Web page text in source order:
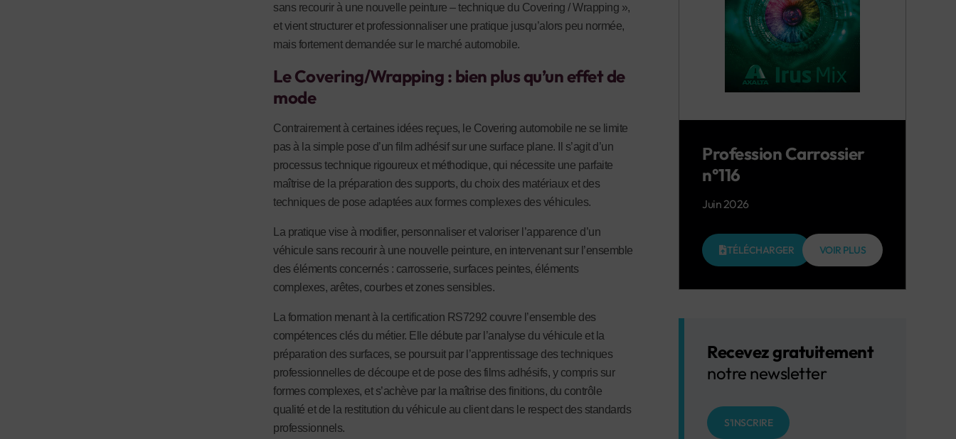
sans recourir à une nouvelle peinture – technique du Covering / Wrapping »,
et vient structurer et professionnaliser une pratique jusqu’alors peu normée,
mais fortement demandée sur le marché automobile.
Le Covering/Wrapping : bien plus qu’un effet de
mode
Contrairement à certaines idées reçues, le Covering automobile ne se limite
pas à la simple pose d’un film adhésif sur une surface plane. Il s’agit d’un
processus technique rigoureux et méthodique, qui nécessite une parfaite
maîtrise de la préparation des supports, du choix des matériaux et des
techniques de pose adaptées aux formes complexes des véhicules.
La pratique vise à modifier, personnaliser et valoriser l’apparence d’un
véhicule sans recourir à une nouvelle peinture, en intervenant sur l’ensemble
des éléments concernés : carrosserie, surfaces peintes, éléments
complexes, arêtes, courbes et zones sensibles.
La formation menant à la certification RS7292 couvre l’ensemble des
compétences clés du métier. Elle débute par l’analyse du véhicule et la
préparation des surfaces, se poursuit par l’apprentissage des techniques
professionnelles de découpe et de pose des films adhésifs, y compris sur
formes complexes, et s’achève par la maîtrise des finitions, du contrôle
qualité et de la restitution du véhicule au client dans le respect des standards
professionnels.
Profession Carrossier
n°116
Juin 2026
TÉLÉCHARGER VOIR PLUS
Recevez gratuitement
notre newsletter
S'INSCRIRE